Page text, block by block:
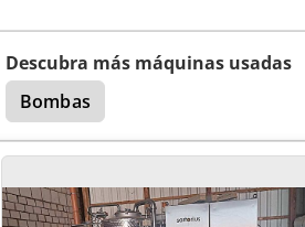
Descubra más máquinas usadas
Bombas